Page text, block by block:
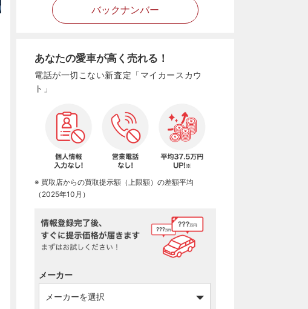
バックナンバー
あなたの愛車が高く売れる！
電話が一切こない新査定「マイカースカウ
ト」
※ 買取店からの買取提示額（上限額）の差額平均
（2025年10月）
メーカー